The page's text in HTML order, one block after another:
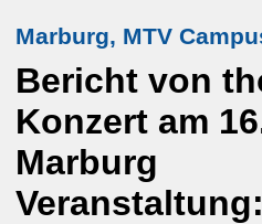
Marburg, MTV
Bericht von
Konzert am
Marburg